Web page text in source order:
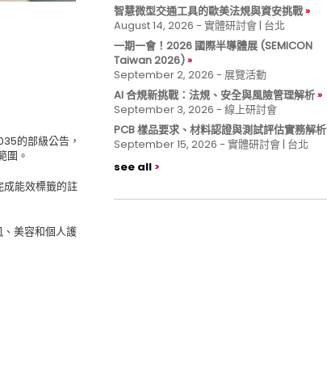
的部級公告，
圍。
成能效標籤的註
美容和個人護
智慧微型交通工具的歐美法規與資安挑戰
August 14, 2026 - 實體研討會 | 台北
一期一會！2026 國際半導體展 (SEMICON
Taiwan 2026)
September 2, 2026 - 展覽活動
AI 合規新挑戰：法規、安全與風險管理解析
September 3, 2026 - 線上研討會
PCB 樣品要求、材料認證與測試評估實務解析
September 15, 2026 - 實體研討會 | 台北
see all